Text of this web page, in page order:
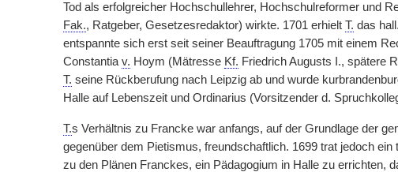
Tod als erfolgreicher Hochschullehrer, Hochschulreformer und
Fak., Ratgeber, Gesetzesredaktor) wirkte. 1701 erhielt T. das
entspannte sich erst seit seiner Beauftragung 1705 mit einem
Constantia v. Hoym (Mätresse Kf. Friedrich Augusts I., spätere
T. seine Rückberufung nach Leipzig ab und wurde
Halle auf Lebenszeit und Ordinarius (Vorsitzender d.
T.s Verhältnis zu Francke war anfangs, auf der Grundlage der
gegenüber dem Pietismus, freundschaftlich. 1699 trat jedoch
zu den Plänen Franckes, ein Pädagogium in Halle zu errichten,